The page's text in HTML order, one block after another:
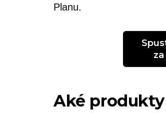
Planu.
Aké produkty